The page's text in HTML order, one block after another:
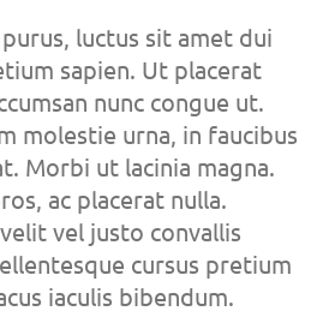
luctus sit amet dui
sapien. Ut placerat
nunc congue ut.
molestie urna, in faucibus
Morbi ut lacinia magna.
ac placerat nulla.
vel justo convallis
cursus pretium
iaculis bibendum.